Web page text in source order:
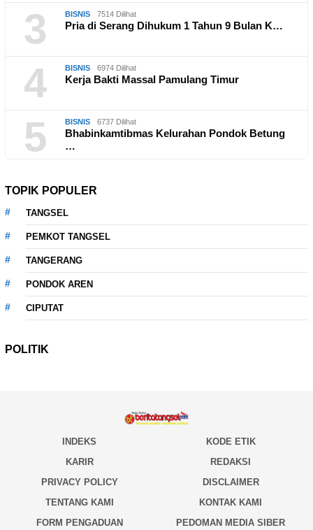
3 BISNIS 7514 Dilihat
Pria di Serang Dihukum 1 Tahun 9 Bulan K…
4 BISNIS 6974 Dilihat
Kerja Bakti Massal Pamulang Timur
5 BISNIS 6737 Dilihat
Bhabinkamtibmas Kelurahan Pondok Betung
…
TOPIK POPULER
TANGSEL
PEMKOT TANGSEL
TANGERANG
PONDOK AREN
CIPUTAT
POLITIK
INDEKS
KODE ETIK
KARIR
REDAKSI
PRIVACY POLICY
DISCLAIMER
TENTANG KAMI
KONTAK KAMI
FORM PENGADUAN
PEDOMAN MEDIA SIBER